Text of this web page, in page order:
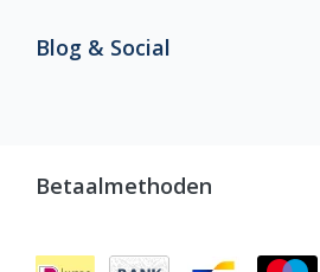
Blog & Social
Betaalmethoden